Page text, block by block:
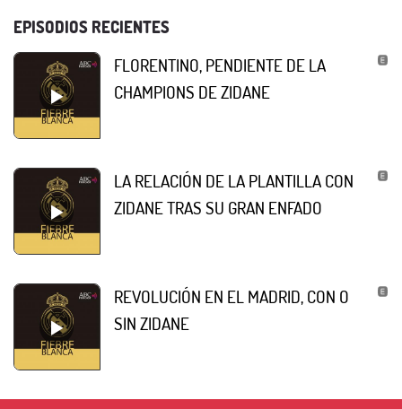
EPISODIOS RECIENTES
FLORENTINO, PENDIENTE DE LA
CHAMPIONS DE ZIDANE
LA RELACIÓN DE LA PLANTILLA CON
ZIDANE TRAS SU GRAN ENFADO
REVOLUCIÓN EN EL MADRID, CON O
SIN ZIDANE